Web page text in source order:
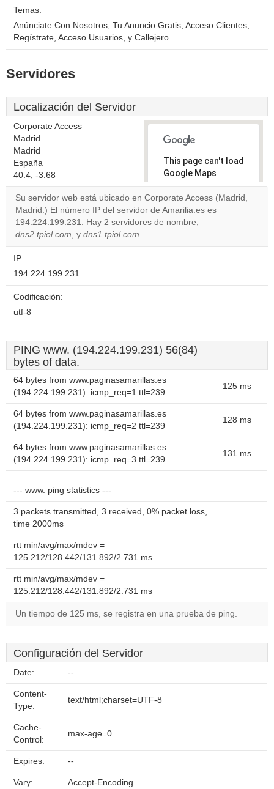
Temas:
Anúnciate Con Nosotros, Tu Anuncio Gratis, Acceso Clientes,
Regístrate, Acceso Usuarios, y Callejero.
Servidores
Localización del Servidor
Corporate Access
Madrid
Madrid
España
40.4, -3.68
This page can't load
Google Maps
correctly.
Do you
own this
Su servidor web está ubicado en Corporate Access (Madrid,
Madrid.) El número IP del servidor de Amarilia.es es
194.224.199.231. Hay 2 servidores de nombre,
dns2.tpiol.com, y dns1.tpiol.com.
IP:
194.224.199.231
Codificación:
utf-8
PING www. (194.224.199.231) 56(84)
bytes of data.
64 bytes from www.paginasamarillas.es
(194.224.199.231): icmp_req=1 ttl=239
125 ms
64 bytes from www.paginasamarillas.es
(194.224.199.231): icmp_req=2 ttl=239
128 ms
64 bytes from www.paginasamarillas.es
(194.224.199.231): icmp_req=3 ttl=239
131 ms
--- www. ping statistics ---
3 packets transmitted, 3 received, 0% packet loss,
time 2000ms
rtt min/avg/max/mdev =
125.212/128.442/131.892/2.731 ms
rtt min/avg/max/mdev =
125.212/128.442/131.892/2.731 ms
Un tiempo de 125 ms, se registra en una prueba de ping.
Configuración del Servidor
Date: --
Content-
Type:
text/html;charset=UTF-8
Cache-
Control:
max-age=0
Expires: --
Vary: Accept-Encoding